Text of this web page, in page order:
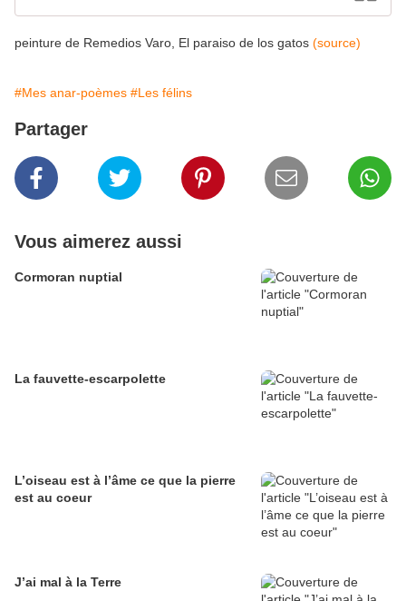
peinture de Remedios Varo, El paraiso de los gatos (source)
#Mes anar-poèmes #Les félins
Partager
Vous aimerez aussi
Cormoran nuptial
La fauvette-escarpolette
L’oiseau est à l’âme ce que la pierre
est au coeur
J’ai mal à la Terre